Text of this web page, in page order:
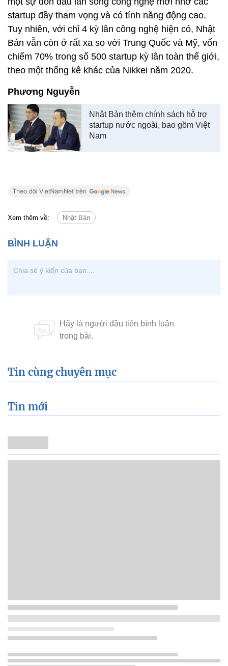
startup đầy tham vọng và có tính năng động cao.
Tuy nhiên, với chỉ 4 kỳ lân công nghệ hiện có, Nhật
Bản vẫn còn ở rất xa so với Trung Quốc và Mỹ, vốn
chiếm 70% trong số 500 startup kỳ lân toàn thế giới,
theo một thống kê khác của Nikkei năm 2020.
Phương Nguyễn
Nhật Bản thêm chính sách hỗ trợ
startup nước ngoài, bao gồm Việt
Nam
Xem thêm về: Nhật Bản
Tin cùng chuyên mục
Tin mới